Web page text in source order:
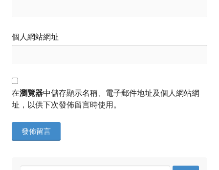
個人網站網址
在瀏覽器中儲存顯示名稱、電子郵件地址及個人網站網
址，以供下次發佈留言時使用。